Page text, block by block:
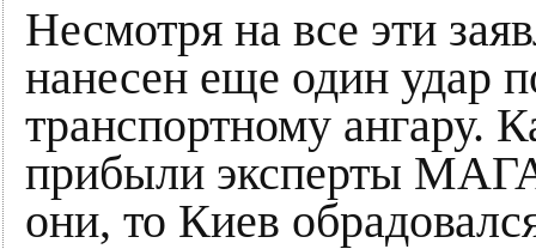
Несмотря на все эти
нанесен еще один удар
транспортному ангару.
прибыли эксперты
они, то Киев